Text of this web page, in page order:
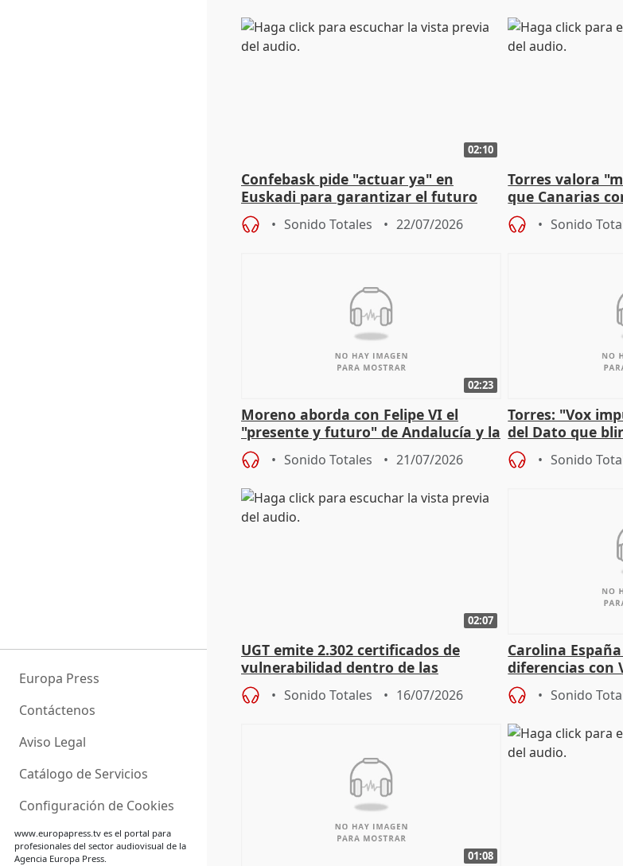
Europa Press
Contáctenos
Aviso Legal
Catálogo de Servicios
Configuración de Cookies
www.europapress.tves el portal para
profesionales del sector audiovisual de la
Agencia Europa Press.
02:10
Confebask pide "actuar ya" en
Euskadi para garantizar el futuro
con un pacto de país
Sonido Totales 22/07/2026
Torres valora
que Canarias
propuesta del
Sonido
02:23
Moreno aborda con Felipe VI el
"presente y futuro" de Andalucía y la
preocupación por los incendios
Sonido Totales 21/07/2026
Torres: "Vox
del Dato que
los derechos
Sonido
02:07
UGT emite 2.302 certificados de
vulnerabilidad dentro de las
solicitudes de regulación C-LM
Sonido Totales 16/07/2026
Carolina
diferencias con
Gobierno: "Lo
una legSonido
01:08